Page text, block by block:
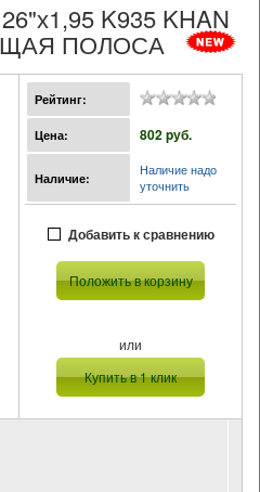
ПОЛОСА
Рейтинг:
Цена: 802 pуб.
Наличие:
Наличие надо
уточнить
Добавить к сравнению
Положить в корзину
или
Купить в 1 клик